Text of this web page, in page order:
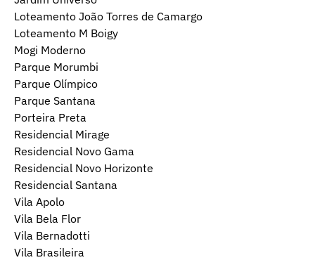
Loteamento João Torres de Camargo
Loteamento M Boigy
Mogi Moderno
Parque Morumbi
Parque Olímpico
Parque Santana
Porteira Preta
Residencial Mirage
Residencial Novo Gama
Residencial Novo Horizonte
Residencial Santana
Vila Apolo
Vila Bela Flor
Vila Bernadotti
Vila Brasileira